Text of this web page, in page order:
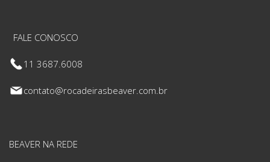
FALE CONOSCO
11 3687.6008
contato@rocadeirasbeaver.com.br
BEAVER NA REDE